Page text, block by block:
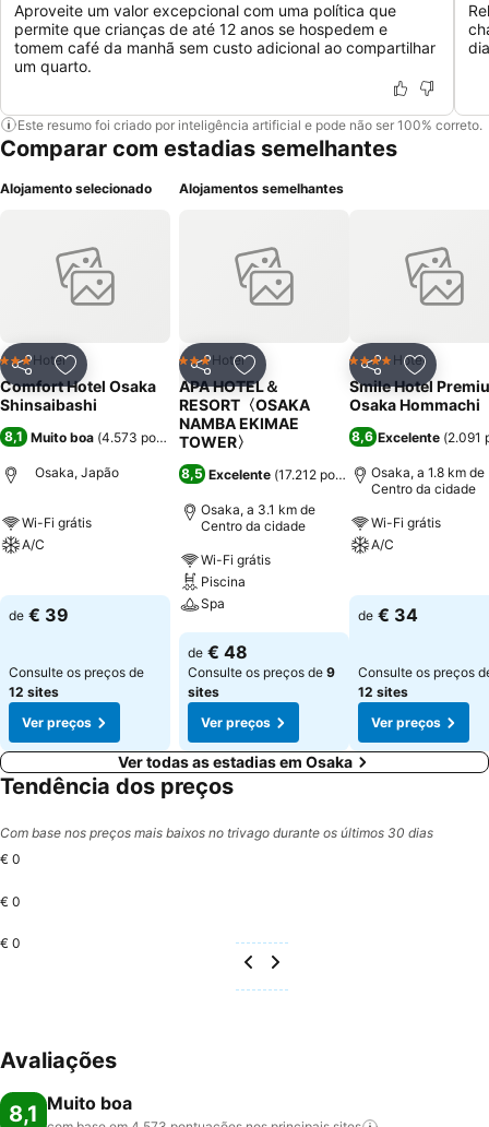
Aproveite um valor excepcional com uma política que
permite que crianças de até 12 anos se hospedem e
tomem café da manhã sem custo adicional ao compartilhar
um quarto.
Este resumo foi criado por inteligência artificial e pode não ser 100% correto.
Comparar com estadias semelhantes
Alojamento selecionado
PartilharAdicionar aos favoritos
3 Estrelas
Hotel
Comfort Hotel Osaka
Shinsaibashi
8,1 Muito boa (4.573 pontuações)
Osaka, Japão
Wi-Fi grátis
A/C
de € 39
Consulte os preços de
12 sites
Ver preços
Alojamentos semelhantes
PartilharAdicionar aos favoritos
3 Estrelas
Hotel
APA HOTEL＆
RESORT〈OSAKA
NAMBA EKIMAE
TOWER〉
8,5 Excelente (17.212 pontuações)
Osaka, a 3.1 km de
Centro da cidade
Wi-Fi grátis
Piscina
Spa
Ver preços
de € 48
Consulte os preços de 9
sites
Ver preços
Partilhar
4 EstrelasHotel
Smile Hotel
Osaka Hommachi
8,6 Excelente (2.091
Osaka, a 1.8 km de
Centro da cidade
Wi-Fi grátis
A/C
de € 34
Consulte os preços
12 sites
Ver preços
Ver todas as estadias em Osaka
Tendência dos preços
Com base nos preços mais baixos no trivago durante os últimos 30 dias
€ 0
€ 0
€ 0
Avaliações
8,1 Muito boa